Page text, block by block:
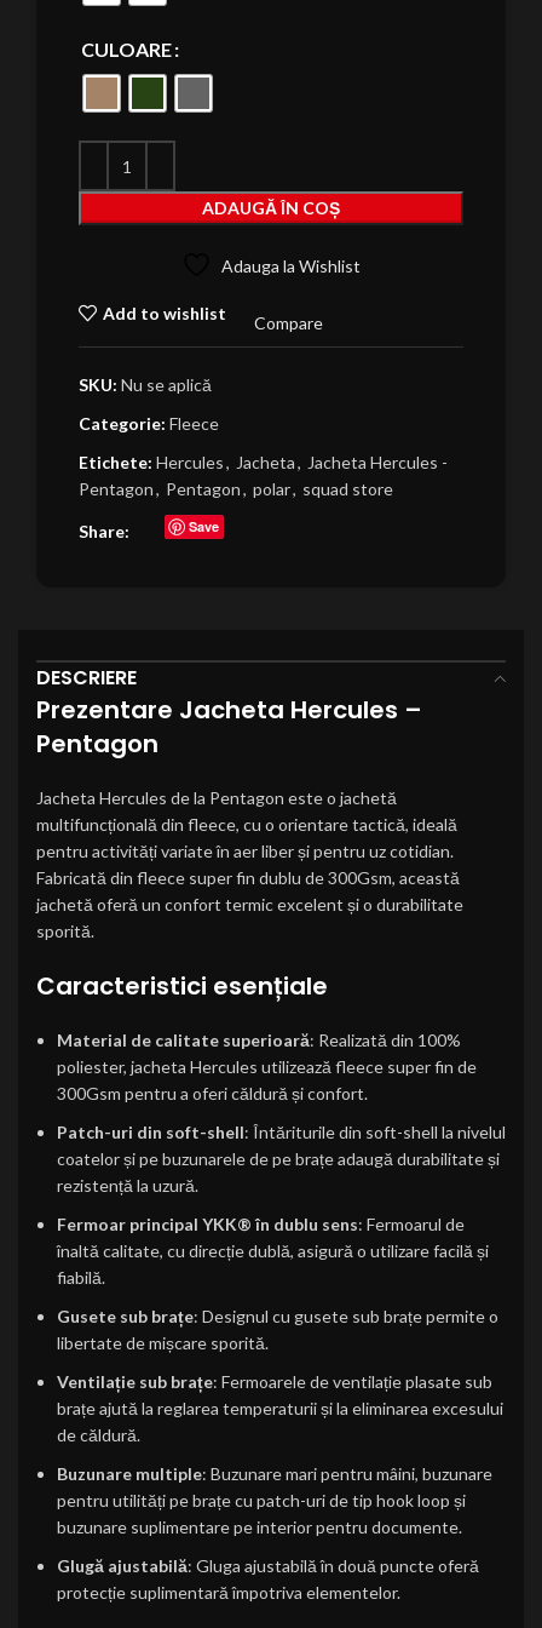
CULOARE
ADAUGĂ ÎN COȘ
Adauga la Wishlist
Add to wishlist
Compare
SKU: Nu se aplică
Categorie: Fleece
Etichete: Hercules, Jacheta, Jacheta Hercules -
Pentagon, Pentagon, polar, squad store
Share: Save
DESCRIERE
Prezentare Jacheta Hercules –
Pentagon
Jacheta Hercules de la Pentagon este o jachetă
multifuncțională din fleece, cu o orientare tactică, ideală
pentru activități variate în aer liber și pentru uz cotidian.
Fabricată din fleece super fin dublu de 300Gsm, această
jachetă oferă un confort termic excelent și o durabilitate
sporită.
Caracteristici esențiale
Material de calitate superioară: Realizată din 100%
poliester, jacheta Hercules utilizează fleece super fin de
300Gsm pentru a oferi căldură și confort.
Patch-uri din soft-shell: Întăriturile din soft-shell la nivelul
coatelor și pe buzunarele de pe brațe adaugă durabilitate și
rezistență la uzură.
Fermoar principal YKK® în dublu sens: Fermoarul de
înaltă calitate, cu direcție dublă, asigură o utilizare facilă și
fiabilă.
Gusete sub brațe: Designul cu gusete sub brațe permite o
libertate de mișcare sporită.
Ventilație sub brațe: Fermoarele de ventilație plasate sub
brațe ajută la reglarea temperaturii și la eliminarea excesului
de căldură.
Buzunare multiple: Buzunare mari pentru mâini, buzunare
pentru utilități pe brațe cu patch-uri de tip hook loop și
buzunare suplimentare pe interior pentru documente.
Glugă ajustabilă: Gluga ajustabilă în două puncte oferă
protecție suplimentară împotriva elementelor.